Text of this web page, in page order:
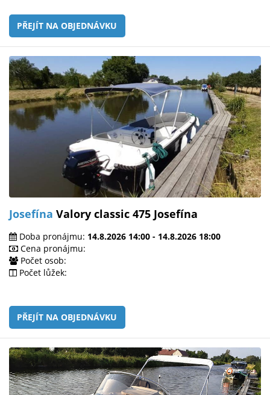
PŘEJÍT NA OBJEDNÁVKU
Josefína Valory classic 475 Josefína
Doba pronájmu: 14.8.2026 14:00 - 14.8.2026 18:00
Cena pronájmu:
Počet osob:
Počet lůžek:
PŘEJÍT NA OBJEDNÁVKU